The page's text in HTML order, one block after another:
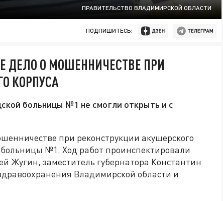
ПРАВИТЕЛЬСТВО ВЛАДИМИРСКОЙ ОБЛАСТИ
ПОДПИШИТЕСЬ:
ДЕЛО О МОШЕННИЧЕСТВЕ ПРИ
КОРПУСА
больницы №1 не смогли открыть и с
при реконструкции акушерского
№1. Ход работ проинспектировали
Жугин, заместитель губернатора Константин
Владимирской области и